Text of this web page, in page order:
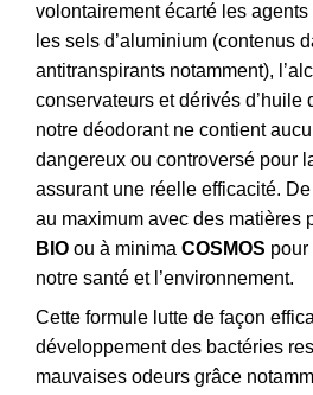
volontairement écarté les
les sels d’aluminium (contenus
antitranspirants notamment),
conservateurs et dérivés d’huile
notre déodorant ne contient
dangereux ou controversé pour
assurant une réelle efficacité.
au maximum avec des matières
BIO ou à minima COSMOS pour
notre santé et l’environnement.
Cette formule lutte de façon
développement des bactéries
mauvaises odeurs grâce